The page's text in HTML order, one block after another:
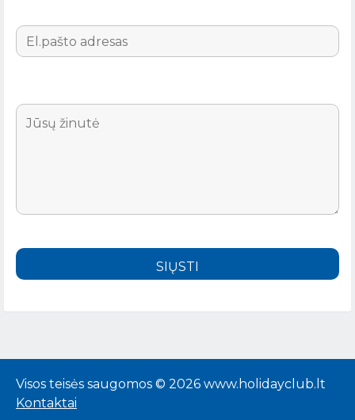
Visos teisės saugomos © 2026 www.holidayclub.lt
Kontaktai